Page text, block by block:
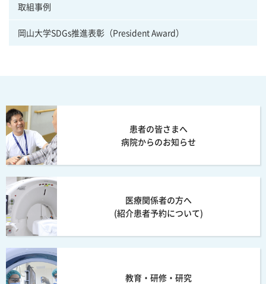
取組事例
岡山大学SDGs推進表彰（President Award）
患者の皆さまへ
病院からのお知らせ
医療関係者の方へ
(紹介患者予約について)
教育・研修・研究